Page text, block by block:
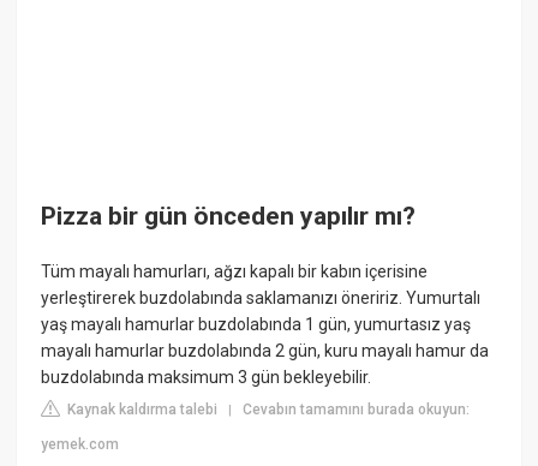
Pizza bir gün önceden yapılır mı?
Tüm mayalı hamurları, ağzı kapalı bir kabın içerisine
yerleştirerek buzdolabında saklamanızı öneririz. Yumurtalı
yaş mayalı hamurlar buzdolabında 1 gün, yumurtasız yaş
mayalı hamurlar buzdolabında 2 gün, kuru mayalı hamur da
buzdolabında maksimum 3 gün bekleyebilir.
Kaynak kaldırma talebi |Cevabın tamamını burada okuyun:
yemek.com